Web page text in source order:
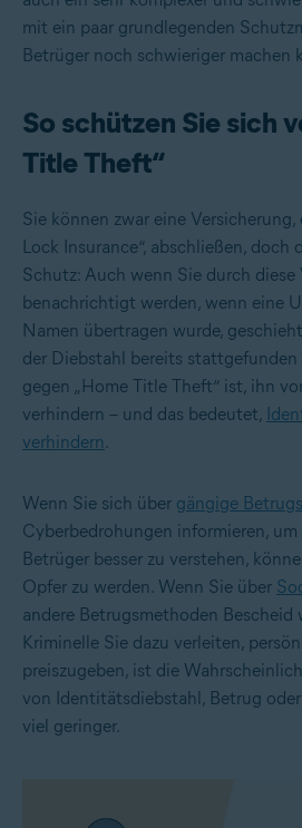
mit ein paar grundlegenden
Betrüger noch schwieriger machen
So schützen Sie sich
Title Theft“
Sie können zwar eine
Lock Insurance“, abschließen,
Schutz: Auch wenn Sie durch diese
benachrichtigt werden, wenn eine
Namen übertragen wurde,
der Diebstahl bereits
gegen „Home Title Theft“ ist, ihn
verhindern – und das bedeutet,
verhindern.
Wenn Sie sich über gängige
Cyberbedrohungen informieren,
Betrüger besser zu verstehen,
Opfer zu werden. Wenn Sie über
andere Betrugsmethoden Bescheid
Kriminelle Sie dazu verleiten,
preiszugeben, ist die
von Identitätsdiebstahl, Betrug
viel geringer.